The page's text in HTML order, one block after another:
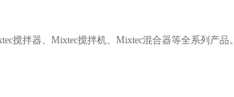
搅拌器、Mixtec搅拌机、Mixtec混合器等全系列产品。